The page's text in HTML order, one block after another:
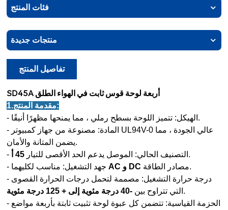
فئات المنتج
منتجات جديدة
تفاصيل المنتج
SD45A أربعة لوحة قوس ثابت في الهواء الطلق
1.مقدمة المنتج:
- الهيكل: تتميز اللوحة بسطح رملي ، مما يمنحها مظهرًا أنيقًا.
- المادة: مصنوعة من جهاز كمبيوتر UL94V-0 عالي الجودة ، مما
يضمن المتانة والأمان.
- التصنيف الحالي: الموصل يدعم الحد الأقصى للتيار 45 أ
.
- جهد التشغيل: مناسب لكليهما
AC و DC
مصادر الطاقة.
- درجة حرارة التشغيل: مصممة لتحمل درجات الحرارة القصوى
التي تتراوح بين -40 درجة مئوية إلى + 125 درجة مئوية
.
- الحزمة القياسية: تتضمن كل عبوة لوحة تثبيت ثابتة بأربعة مواضع